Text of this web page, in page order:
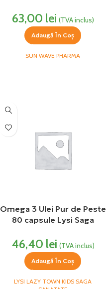
63,00 lei (TVA inclus)
Adaugă În Coș
SUN WAVE PHARMA
Omega 3 Ulei Pur de Peste
80 capsule Lysi Saga
46,40 lei (TVA inclus)
Adaugă În Coș
LYSI LAZY TOWN KIDS SAGA